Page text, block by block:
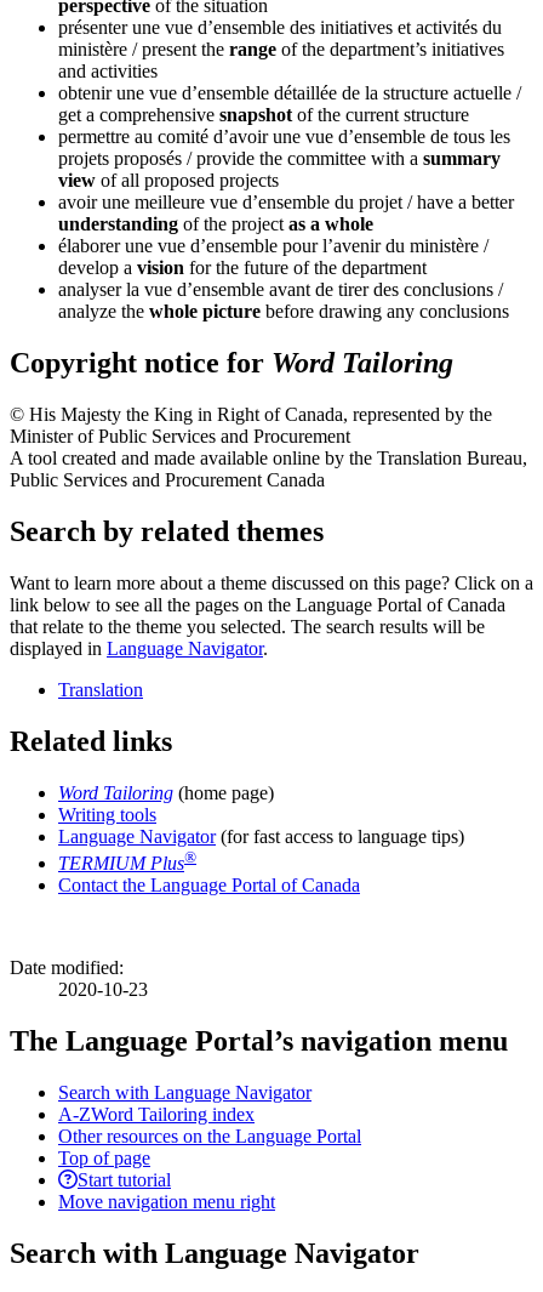
perspective of the situation
présenter une vue d’ensemble des initiatives et activités du
ministère / present the range of the department’s initiatives
and activities
obtenir une vue d’ensemble détaillée de la structure actuelle /
get a comprehensive snapshot of the current structure
permettre au comité d’avoir une vue d’ensemble de tous les
projets proposés / provide the committee with a summary
view of all proposed projects
avoir une meilleure vue d’ensemble du projet / have a better
understanding of the project as a whole
élaborer une vue d’ensemble pour l’avenir du ministère /
develop a vision for the future of the department
analyser la vue d’ensemble avant de tirer des conclusions /
analyze the whole picture before drawing any conclusions
Copyright notice for Word Tailoring
© His Majesty the King in Right of Canada, represented by the
Minister of Public Services and Procurement
A tool created and made available online by the Translation Bureau,
Public Services and Procurement Canada
Search by related themes
Want to learn more about a theme discussed on this page? Click on a
link below to see all the pages on the Language Portal of Canada
that relate to the theme you selected. The search results will be
displayed in Language Navigator.
Translation
Related links
Word Tailoring (home page)
Writing tools
Language Navigator(for fast access to language tips)
TERMIUM Plus®
Contact the Language Portal of Canada
Date modified:
2020-10-23
The Language Portal’s navigation menu
Search with Language Navigator
A-ZWord Tailoring index
Other resources on the Language Portal
Top of page
Start tutorial
Move navigation menu right
Search with Language Navigator